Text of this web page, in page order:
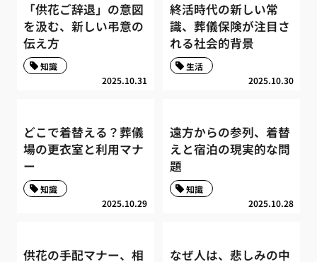
「供花ご辞退」の意図
を汲む、新しい弔意の
伝え方
2025.10.31
知識
終活時代の新しい常
識、葬儀保険が注目さ
れる社会的背景
2025.10.30
生活
どこで着替える？葬儀
場の更衣室と利用マナ
ー
2025.10.29
知識
遠方からの参列、着替
えと宿泊の現実的な問
題
2025.10.28
知識
供花の手配マナー、相
なぜ人は、悲しみの中